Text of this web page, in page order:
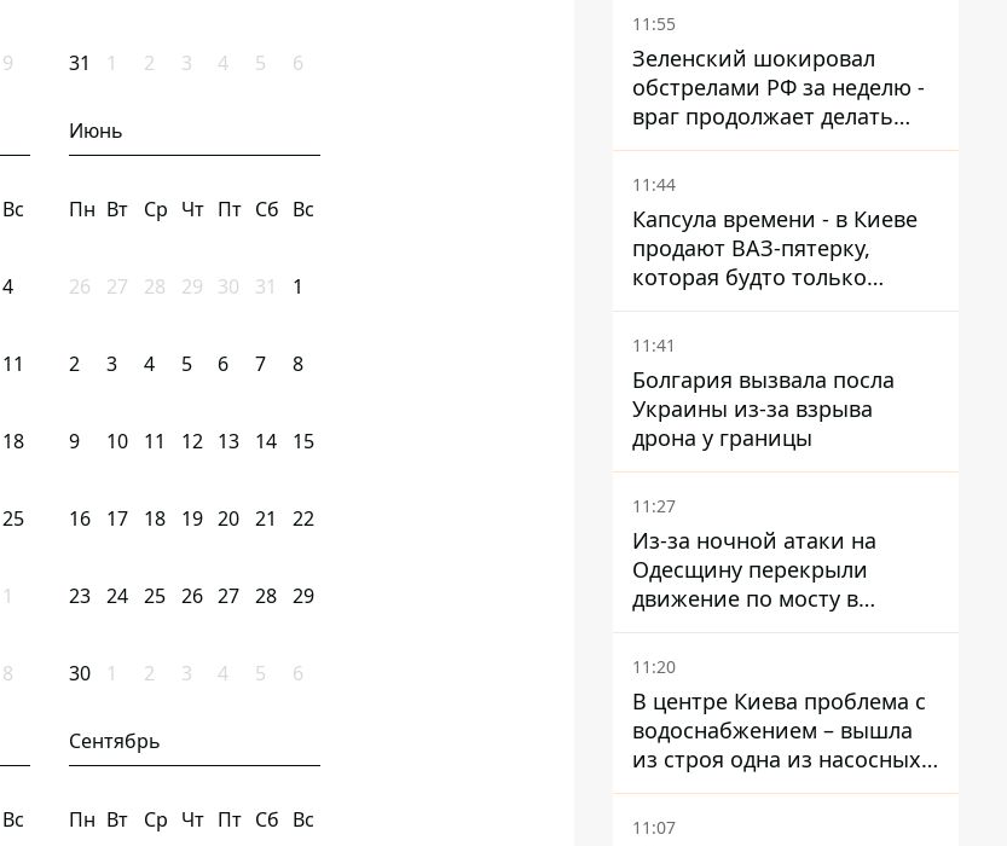
9 31 1 2 3 4 5 6
Вс
4
11
18
25
1
8
Июнь
Пн Вт Ср Чт Пт Сб Вс
26 27 28 29 30 31 1
2 3 4 5 6 7 8
9 10 11 12 13 14 15
16 17 18 19 20 21 22
23 24 25 26 27 28 29
30 1 2 3 4 5 6
Вс
Сентябрь
Пн Вт Ср Чт Пт Сб Вс
11:55
Зеленский шокировал
обстрелами РФ за неделю -
враг продолжает делать
ставку на баллистический
террор
11:44
Капсула времени - в Киеве
продают ВАЗ-пятерку,
которая будто только
сошла с конвейера
11:41
Болгария вызвала посла
Украины из-за взрыва
дрона у границы
11:27
Из-за ночной атаки на
Одесщину перекрыли
движение по мосту в
Маяках - подробности от
ГНСУ
11:20
В центре Киева проблема с
водоснабжением – вышла
из строя одна из насосных
станций
11:07